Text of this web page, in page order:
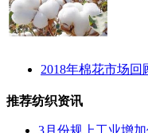
2018年棉花市场回
推荐纺织资讯